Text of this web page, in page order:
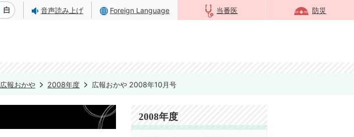
音声読み上げ Foreign Language 当番医 防災
広報おかや 2008年度 広報おかや 2008年10月号
2008年度